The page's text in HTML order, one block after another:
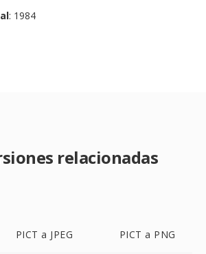
: 1984
relacionadas
PICT a JPEG PICT a PNG